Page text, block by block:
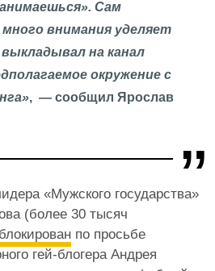
Сам
много внимания уделяет
на канал
окружение с
, — сообщил Ярослав
«Мужского государства»
(более 30 тысяч
по просьбе
гей-блогера Андрея